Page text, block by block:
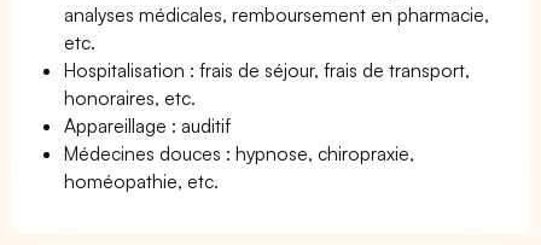
analyses médicales, remboursement en pharmacie,
etc.
Hospitalisation : frais de séjour, frais de transport,
honoraires, etc.
Appareillage : auditif
Médecines douces : hypnose, chiropraxie,
homéopathie, etc.